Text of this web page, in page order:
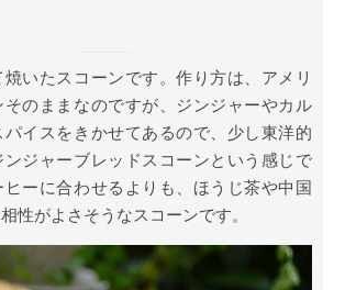
そのままなのですが、ジンジャーやカル
パイスをきかせてあるので、少し東洋的
ンジャーブレッドスコーンという感じで
ーに合わせるよりも、ほうじ茶や中国
性がよさそうなスコーンです。